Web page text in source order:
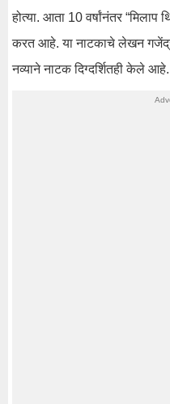
होत्या. आता 10 वर्षांनंतर “मिलाप
करत आहे. या नाटकाचे लेखन
नव्याने नाटक दिग्दर्शितही केले आहे.